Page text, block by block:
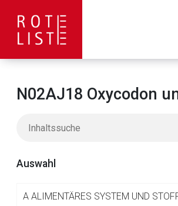
N02AJ18 Oxycodon
Auswahl
A ALIMENTÄRES SYSTEM UND